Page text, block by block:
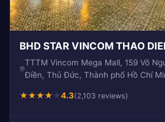
BHD STAR VINCOM THAO
TTTM Vincom Mega Mall, 159 Võ
Điền, Thủ Đức, Thành phố Hồ Chí
★★★★★4.3(2,103 reviews)